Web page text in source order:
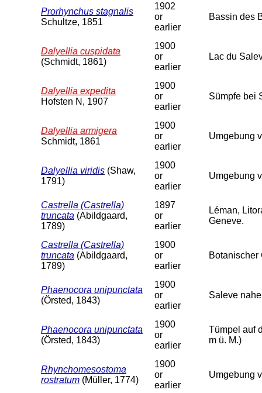
Prorhynchus stagnalis
Schultze, 1851
1902
or
earlier
Bassin des
Dalyellia cuspidata
(Schmidt, 1861)
1900
or
earlier
Lac du
Dalyellia expedita
Hofsten N, 1907
1900
or
earlier
Sümpfe bei
Dalyellia armigera
Schmidt, 1861
1900
or
earlier
Umgebung
Dalyellia viridis (Shaw,
1791)
1900
or
earlier
Umgebung
Castrella (Castrella)
truncata (Abildgaard,
1789)
1897
or
earlier
Léman,
Geneve.
Castrella (Castrella)
truncata (Abildgaard,
1789)
1900
or
earlier
Botanischer
Phaenocora unipunctata
(Örsted, 1843)
1900
or
earlier
Saleve
Phaenocora unipunctata
(Örsted, 1843)
1900
or
earlier
Tümpel auf
m ü. M.)
Rhynchomesostoma
rostratum (Müller, 1774)
1900
or
earlier
Umgebung